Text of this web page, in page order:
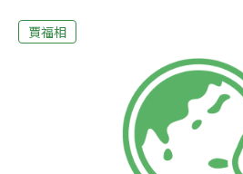
才斷定是直腸潰瘍(短期徒刑)。經
斷中。生病的時候喜歡胡思亂想，
今年79歲了(我的三位兄長都已去
70歲)，我如果今天死去，已經是
定：第一、辭去所有義務工作；第
以做，而又喜歡做的事。要做的事
賈福相